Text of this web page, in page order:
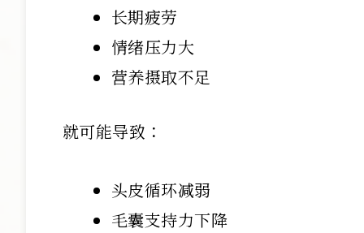
长期疲劳
情绪压力大
营养摄取不足
就可能导致：
头皮循环减弱
毛囊支持力下降